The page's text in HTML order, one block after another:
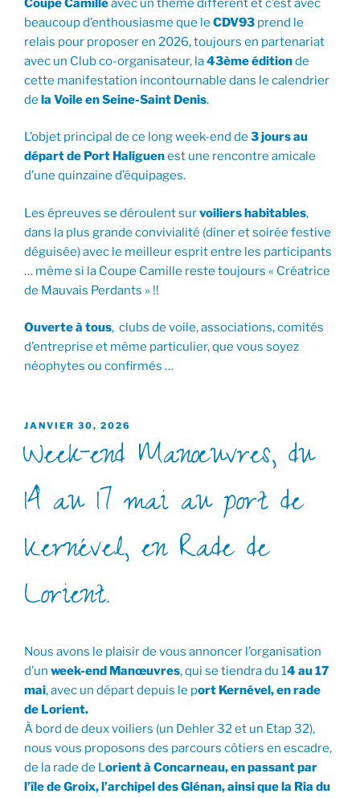
Coupe Camilleavec un thème différent et c’est avec
beaucoup d’enthousiasme que le CDV93 prend le
relais pour proposer en 2026, toujours en partenariat
avec un Club co-organisateur, la43ème éditionde
cette manifestation incontournable dans le calendrier
de la Voile en Seine-Saint Denis.
L’objet principal de ce long week-end de 3 jours au
départ de Port Haliguenest une rencontre amicale
d’une quinzaine d’équipages.
Les épreuves se déroulent survoiliers habitables,
dans la plus grande convivialité (dîner et soirée festive
déguisée) avec le meilleur esprit entre les participants
… même si la Coupe Camille reste toujours « Créatrice
de Mauvais Perdants » !!
Ouverte à tous, clubs de voile, associations, comités
d’entreprise et même particulier, que vous soyez
néophytes ou confirmés …
PUBLIÉ
JANVIER 30, 2026
Week-end Manœuvres, du
14 au 17 mai au port de
Kernével, en Rade de
Lorient.
Nous avons le plaisir de vous annoncer l’organisation
d’un week-end Manœuvres, qui se tiendra du 14 au 17
mai, avec un départ depuis le port Kernével, en rade
de Lorient.
À bord de deux voiliers (un Dehler 32 et un Etap 32),
nous vous proposons des parcours côtiers en escadre,
de la rade de Lorient à Concarneau, en passant par
l’île de Groix, l’archipel des Glénan, ainsi que la Ria du